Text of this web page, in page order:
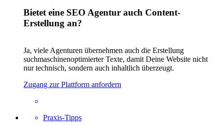
Bietet eine SEO Agentur auch Content-
Erstellung an?
Ja, viele Agenturen übernehmen auch die Erstellung
suchmaschinenoptimierter Texte, damit Deine Website nicht
nur technisch, sondern auch inhaltlich überzeugt.
Zugang zur Plattform anfordern
Praxis-Tipps